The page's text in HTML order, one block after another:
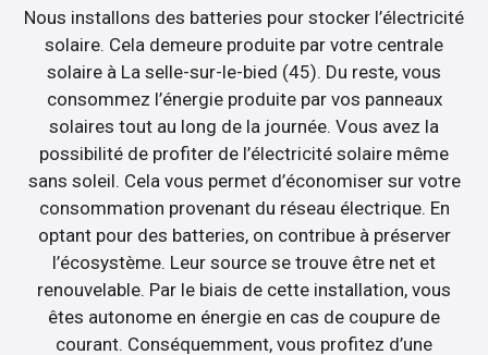
Nous installons des batteries pour stocker l’électricité
solaire. Cela demeure produite par votre centrale
solaire à La selle-sur-le-bied (45). Du reste, vous
consommez l’énergie produite par vos panneaux
solaires tout au long de la journée. Vous avez la
possibilité de profiter de l’électricité solaire même
sans soleil. Cela vous permet d’économiser sur votre
consommation provenant du réseau électrique. En
optant pour des batteries, on contribue à préserver
l’écosystème. Leur source se trouve être net et
renouvelable. Par le biais de cette installation, vous
êtes autonome en énergie en cas de coupure de
courant. Conséquemment, vous profitez d’une